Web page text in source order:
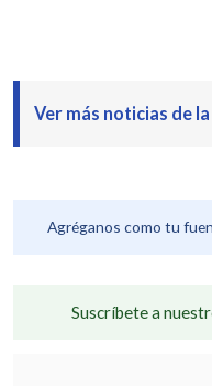
Ver más noticias de
Agréganos como tu
Suscríbete a